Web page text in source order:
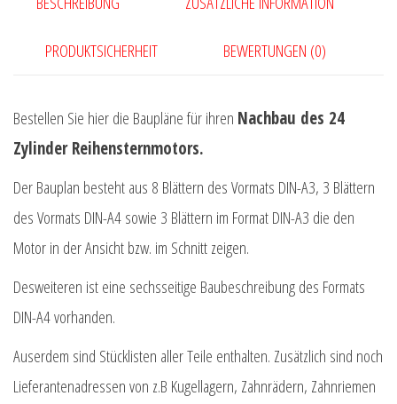
PRODUKTSICHERHEIT BEWERTUNGEN (0)
Bestellen Sie hier die Baupläne für ihren Nachbau des 24
Zylinder Reihensternmotors.
Der Bauplan besteht aus 8 Blättern des Vormats DIN-A3, 3 Blättern
des Vormats DIN-A4 sowie 3 Blättern im Format DIN-A3 die den
Motor in der Ansicht bzw. im Schnitt zeigen.
Desweiteren ist eine sechsseitige Baubeschreibung des Formats
DIN-A4 vorhanden.
Auserdem sind Stücklisten aller Teile enthalten. Zusätzlich sind noch
Lieferantenadressen von z.B Kugellagern, Zahnrädern, Zahnriemen